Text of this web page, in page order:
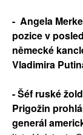
- Angela
pozice v
německé
Vladimira
- Šéf ruské
Prigožin
generál